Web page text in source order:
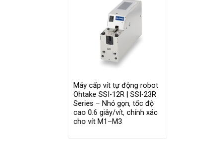
Máy cấp vít tự động robot
Ohtake SSI-12R | SSI-23R
Series – Nhỏ gọn, tốc độ
cao 0.6 giây/vít, chính xác
cho vít M1–M3